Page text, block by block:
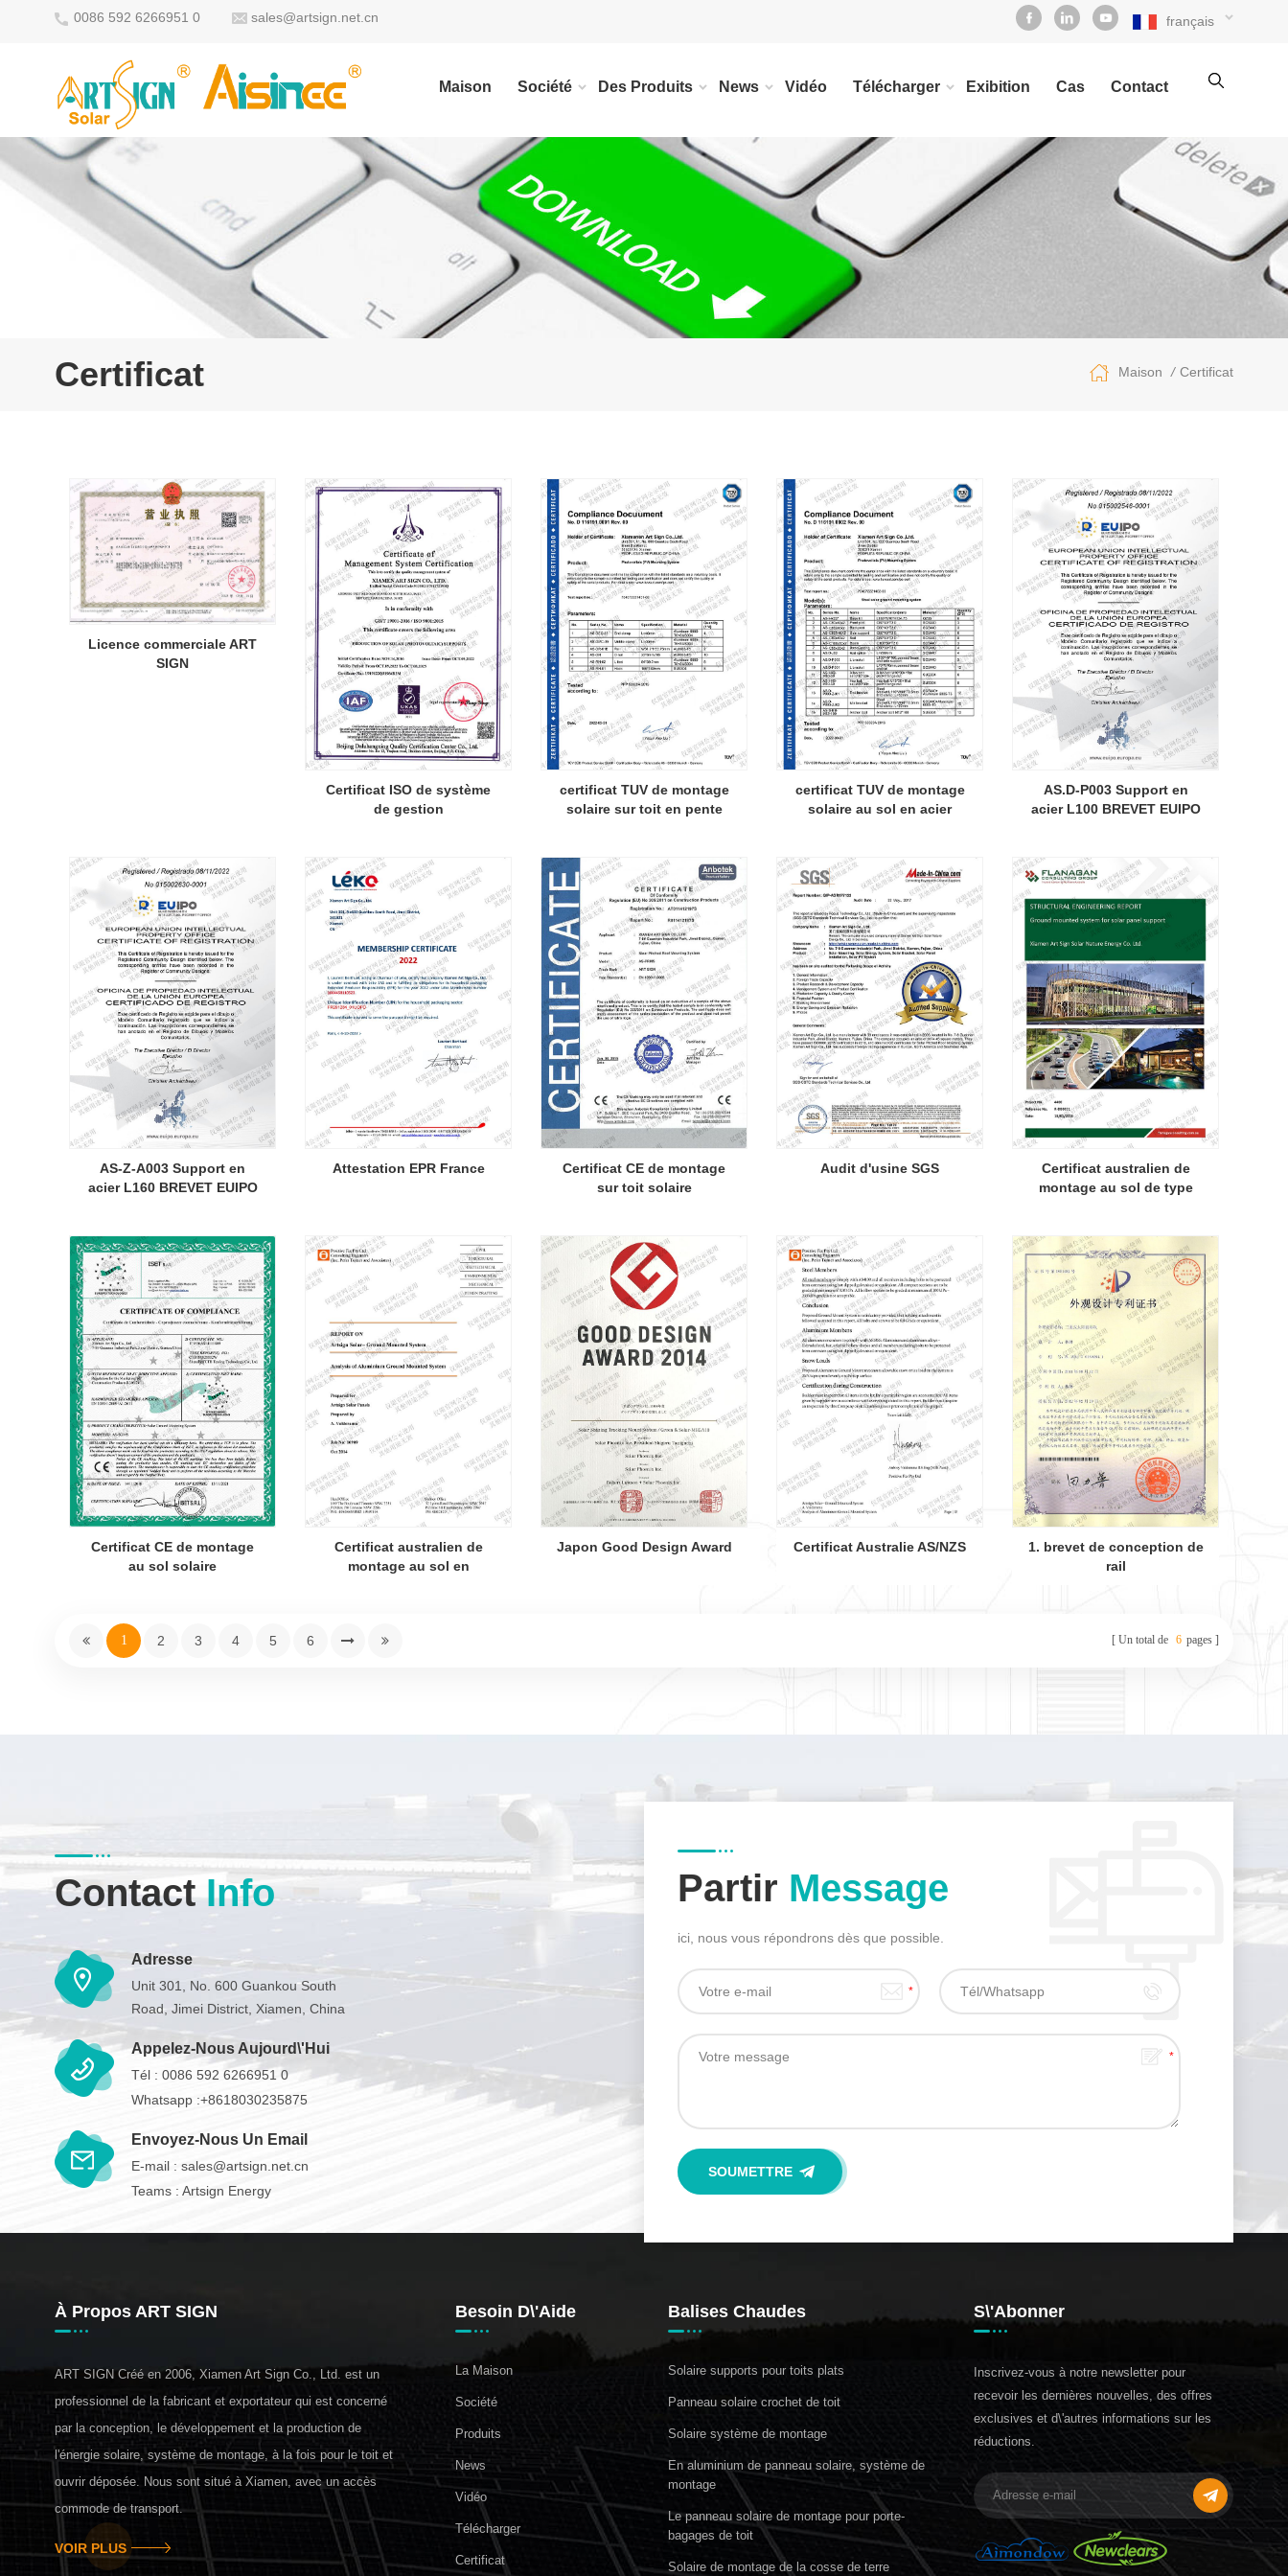
0086 592 6266951 0 sales@artsign.net.cn français
Maison Société Des Produits News Vidéo Télécharger Exibition Cas Contact
Certificat Maison / Certificat
Licence commerciale ART
SIGN
Certificat ISO de système
de gestion
certificat TUV de montage
solaire sur toit en pente
certificat TUV de montage
solaire au sol en acier
AS.D-P003 Support en
acier L100 BREVET EUIPO
AS-Z-A003 Support en
acier L160 BREVET EUIPO
Attestation EPR France
Certificat CE de montage
sur toit solaire
Audit d'usine SGS
Certificat australien de
montage au sol de type
Certificat CE de montage
au sol solaire
Certificat australien de
montage au sol en
Japon Good Design Award Certificat Australie AS/NZS
1. brevet de conception de
rail
1 2 3 4 5 6 Un total de 6 pages
ContactInfo
Adresse
Unit 301, No. 600 Guankou South
Road, Jimei District, Xiamen, China
Appelez-Nous Aujourd\'hui
Tél : 0086 592 6266951 0
Whatsapp :+8618030235875
Envoyez-Nous Un Email
E-mail : sales@artsign.net.cn
Teams : Artsign Energy
Partir Message
ici, nous vous répondrons dès que possible.
À Propos ART SIGN
ART SIGN Créé en 2006, Xiamen Art Sign Co., Ltd. est un
professionnel de la fabricant et exportateur qui est concerné
par la conception, le développement et la production de
l'énergie solaire, système de montage, à la fois pour le toit et
ouvrir déposée. Nous sont situé à Xiamen, avec un accès
commode de transport.
VOIR PLUS
Besoin D\'aide
La Maison
Société
Produits
News
Vidéo
Télécharger
Certificat
Balises Chaudes
Solaire supports pour toits plats
Panneau solaire crochet de toit
Solaire système de montage
En aluminium de panneau solaire, système de
montage
Le panneau solaire de montage pour porte-
bagages de toit
Solaire de montage de la cosse de terre
S\'abonner
Inscrivez-vous à notre newsletter pour
recevoir les dernières nouvelles, des offres
exclusives et d\'autres informations sur les
réductions.